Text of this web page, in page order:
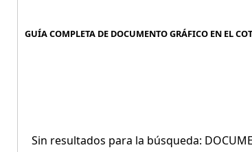
GUÍA COMPLETA DE DOCUMENTO GRÁFICO EN EL
Sin resultados para la búsqueda: